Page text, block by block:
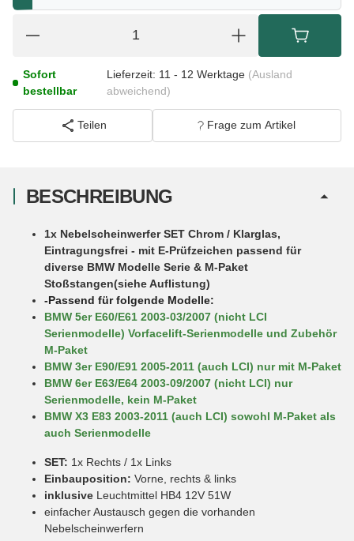
Sofort
bestellbar
Lieferzeit: 11 - 12 Werktage (Ausland
abweichend)
Teilen Frage zum Artikel
BESCHREIBUNG
1x Nebelscheinwerfer SET Chrom / Klarglas,
Eintragungsfrei - mit E-Prüfzeichen passend für
diverse BMW Modelle Serie & M-Paket
Stoßstangen(siehe Auflistung)
-Passend für folgende Modelle:
BMW 5er E60/E61 2003-03/2007 (nicht LCI
Serienmodelle) Vorfacelift-Serienmodelle und Zubehör
M-Paket
BMW 3er E90/E91 2005-2011 (auch LCI) nur mit M-Paket
BMW 6er E63/E64 2003-09/2007 (nicht LCI) nur
Serienmodelle, kein M-Paket
BMW X3 E83 2003-2011 (auch LCI) sowohl M-Paket als
auch Serienmodelle
SET: 1x Rechts / 1x Links
Einbauposition: Vorne, rechts & links
inklusive Leuchtmittel HB4 12V 51W
einfacher Austausch gegen die vorhanden
Nebelscheinwerfern